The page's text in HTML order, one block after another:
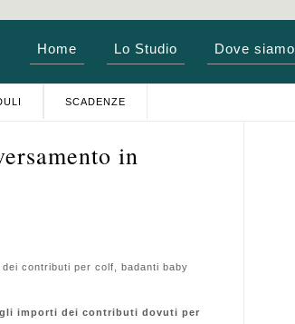
Home Lo Studio Dove siamo
SCADENZE
in
contributi per colf, badanti baby
importi dei contributi dovuti per